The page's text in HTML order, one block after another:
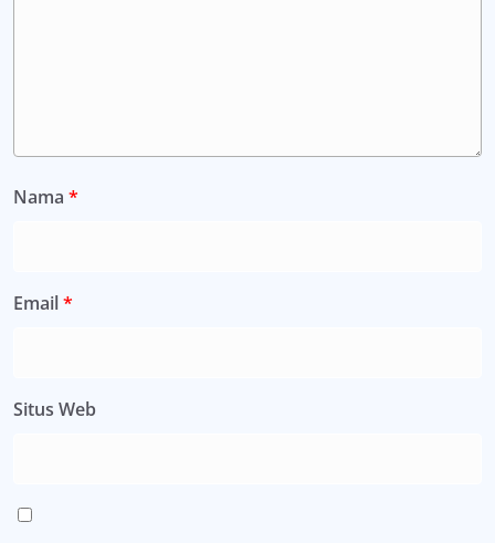
Nama *
Email*
Situs Web